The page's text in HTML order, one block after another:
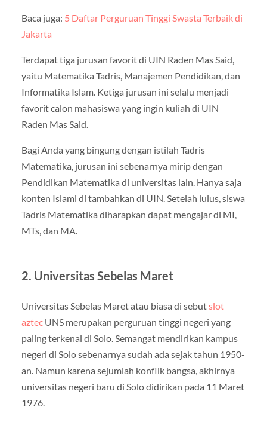
Baca juga: 5 Daftar Perguruan Tinggi Swasta Terbaik di
Jakarta
Terdapat tiga jurusan favorit di UIN Raden Mas Said,
yaitu Matematika Tadris, Manajemen Pendidikan, dan
Informatika Islam. Ketiga jurusan ini selalu menjadi
favorit calon mahasiswa yang ingin kuliah di UIN
Raden Mas Said.
Bagi Anda yang bingung dengan istilah Tadris
Matematika, jurusan ini sebenarnya mirip dengan
Pendidikan Matematika di universitas lain. Hanya saja
konten Islami di tambahkan di UIN. Setelah lulus, siswa
Tadris Matematika diharapkan dapat mengajar di MI,
MTs, dan MA.
2. Universitas Sebelas Maret
Universitas Sebelas Maret atau biasa di sebutslot
aztecUNS merupakan perguruan tinggi negeri yang
paling terkenal di Solo. Semangat mendirikan kampus
negeri di Solo sebenarnya sudah ada sejak tahun 1950-
an. Namun karena sejumlah konflik bangsa, akhirnya
universitas negeri baru di Solo didirikan pada 11 Maret
1976.